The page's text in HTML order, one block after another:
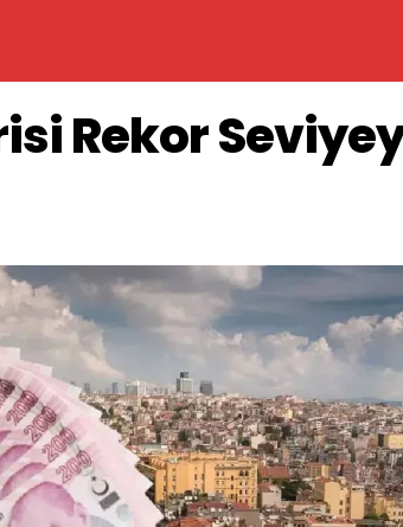
Rekor